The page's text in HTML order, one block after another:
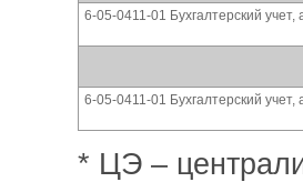
6-05-0411-01 Бухгалтерский
6-05-0411-01 Бухгалтерский
* ЦЭ –